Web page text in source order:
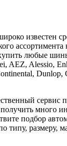
известен
любые
AEZ, Alessio,
Dunlop,
сервис
много
подбор
размеру,